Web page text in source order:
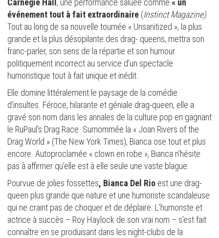
événement tout à fait extraordinaire (Instinct Magazine).
Tout au long de sa nouvelle tournée « Unsanitized », la plus
grande et la plus désopilante des drag- queens, mettra son
franc-parler, son sens de la répartie et son humour
politiquement incorrect au service d’un spectacle
humoristique tout à fait unique et inédit.
Elle domine littéralement le paysage de la comédie
d’insultes. Féroce, hilarante et géniale drag-queen, elle a
gravé son nom dans les annales de la culture pop en gagnant
le RuPaul’s Drag Race. Surnommée la « Joan Rivers of the
Drag World » (The New York Times), Bianca ose tout et plus
encore. Autoproclamée « clown en robe », Bianca n’hésite
pas à affirmer qu’elle est à elle seule une vaste blague.
Pourvue de jolies fossettes, Bianca Del Rio est une drag-
queen plus grande que nature et une humoriste scandaleuse
qui ne craint pas de choquer et de déplaire. L’humoriste et
actrice à succès – Roy Haylock de son vrai nom – s’est fait
connaître en se produisant dans les night-clubs de la